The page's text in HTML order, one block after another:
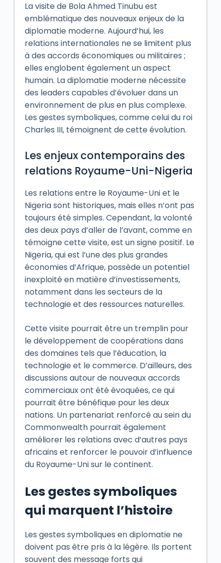
La visite de Bola Ahmed Tinubu est
emblématique des nouveaux enjeux de la
diplomatie moderne. Aujourd’hui, les
relations internationales ne se limitent plus
à des accords économiques ou militaires ;
elles englobent également un aspect
humain. La diplomatie moderne nécessite
des leaders capables d’évoluer dans un
environnement de plus en plus complexe.
Les gestes symboliques, comme celui du roi
Charles III, témoignent de cette évolution.
Les enjeux contemporains des
relations Royaume-Uni-Nigeria
Les relations entre le Royaume-Uni et le
Nigeria sont historiques, mais elles n’ont pas
toujours été simples. Cependant, la volonté
des deux pays d’aller de l’avant, comme en
témoigne cette visite, est un signe positif. Le
Nigeria, qui est l’une des plus grandes
économies d’Afrique, possède un potentiel
inexploité en matière d’investissements,
notamment dans les secteurs de la
technologie et des ressources naturelles.
Cette visite pourrait être un tremplin pour
le développement de coopérations dans
des domaines tels que l’éducation, la
technologie et le commerce. D’ailleurs, des
discussions autour de nouveaux accords
commerciaux ont été évoquées, ce qui
pourrait être bénéfique pour les deux
nations. Un partenariat renforcé au sein du
Commonwealth pourrait également
améliorer les relations avec d’autres pays
africains et renforcer le pouvoir d’influence
du Royaume-Uni sur le continent.
Les gestes symboliques
qui marquent l’histoire
Les gestes symboliques en diplomatie ne
doivent pas être pris à la légère. Ils portent
souvent des message forts qui